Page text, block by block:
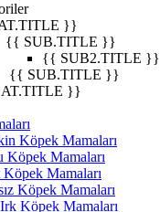
}}
{{ SUB.TITLE }}
{{ SUB2.TITLE }}
{{ SUB.TITLE }}
}}
Köpek Mamaları
Köpek Mamaları
Mamaları
Köpek Mamaları
Köpek Mamaları